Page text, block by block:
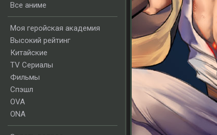
Все аниме
Моя геройская академия
Высокий рейтинг
Китайские
TV Сериалы
Фильмы
Спэшл
OVA
ONA